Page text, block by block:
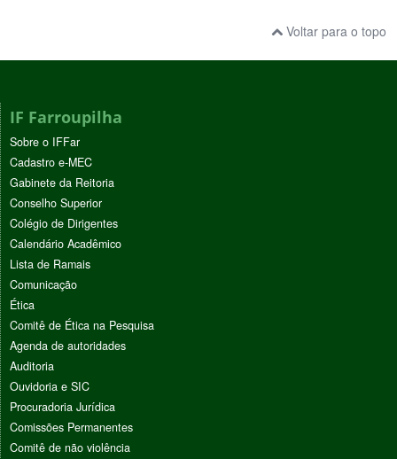
Voltar para o topo
IF Farroupilha
Sobre o IFFar
Cadastro e-MEC
Gabinete da Reitoria
Conselho Superior
Colégio de Dirigentes
Calendário Acadêmico
Lista de Ramais
Comunicação
Ética
Comitê de Ética na Pesquisa
Agenda de autoridades
Auditoria
Ouvidoria e SIC
Procuradoria Jurídica
Comissões Permanentes
Comitê de não violência